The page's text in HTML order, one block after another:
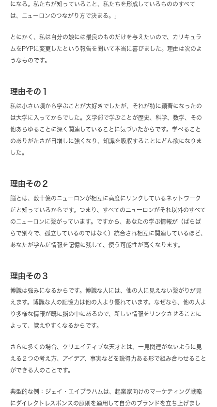
になる。私たちが知っていること、私たちを形成しているもののすべて
は、ニューロンのつながり方で決まる。」
とにかく、私は自分の娘には最良のものだけを与えたいので、カリキュラ
ムをPYPに変更したという報告を聞いて本当に喜びました。理由は次のよ
うなものです。
理由その１
私は小さい頃から学ぶことが大好きでしたが、それが特に顕著になったの
は大学に入ってからでした。文学部で学ぶことが歴史、科学、数学、その
他あらゆることに深く関連していることに気づいたからです。学べること
のありがたさが日増しに強くなり、知識を吸収することにどん欲になりま
した。
理由その２
脳とは、数十億のニューロンが相互に高度にリンクしているネットワーク
だと知っているからです。つまり、すべてのニューロンがそれ以外のすべて
のニューロンに繋がっています。ですから、あなたの学ぶ情報が（ばらば
らで別々で、孤立しているのではなく）統合され相互に関連しているほど、
あなたが学んだ情報を記憶に残して、使う可能性が高くなります。
理由その３
博識は強みになるからです。博識な人には、他の人に見えない繋がりが見
えます。博識な人の記憶力は他の人より優れています。なぜなら、他の人よ
り多様な情報が既に脳の中にあるので、新しい情報をリンクさせることに
よって、覚えやすくなるからです。
さらに多くの場合、クリエイティブな天才とは、一見関連がないように見
える２つの考え方、アイデア、事実などを説得力ある形で組み合わせること
ができる人のことです。
典型的な例：ジェイ・エイブラハムは、起業家向けのマーケティング戦略
にダイレクトレスポンスの原則を適用して自分のブランドを立ち上げまし